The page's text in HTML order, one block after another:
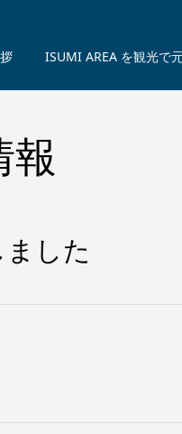
ISUMI AREA を観光で
報
した